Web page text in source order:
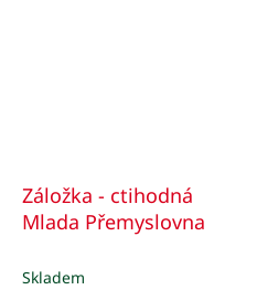
Záložka - ctihodná
Mlada Přemyslovna
Skladem